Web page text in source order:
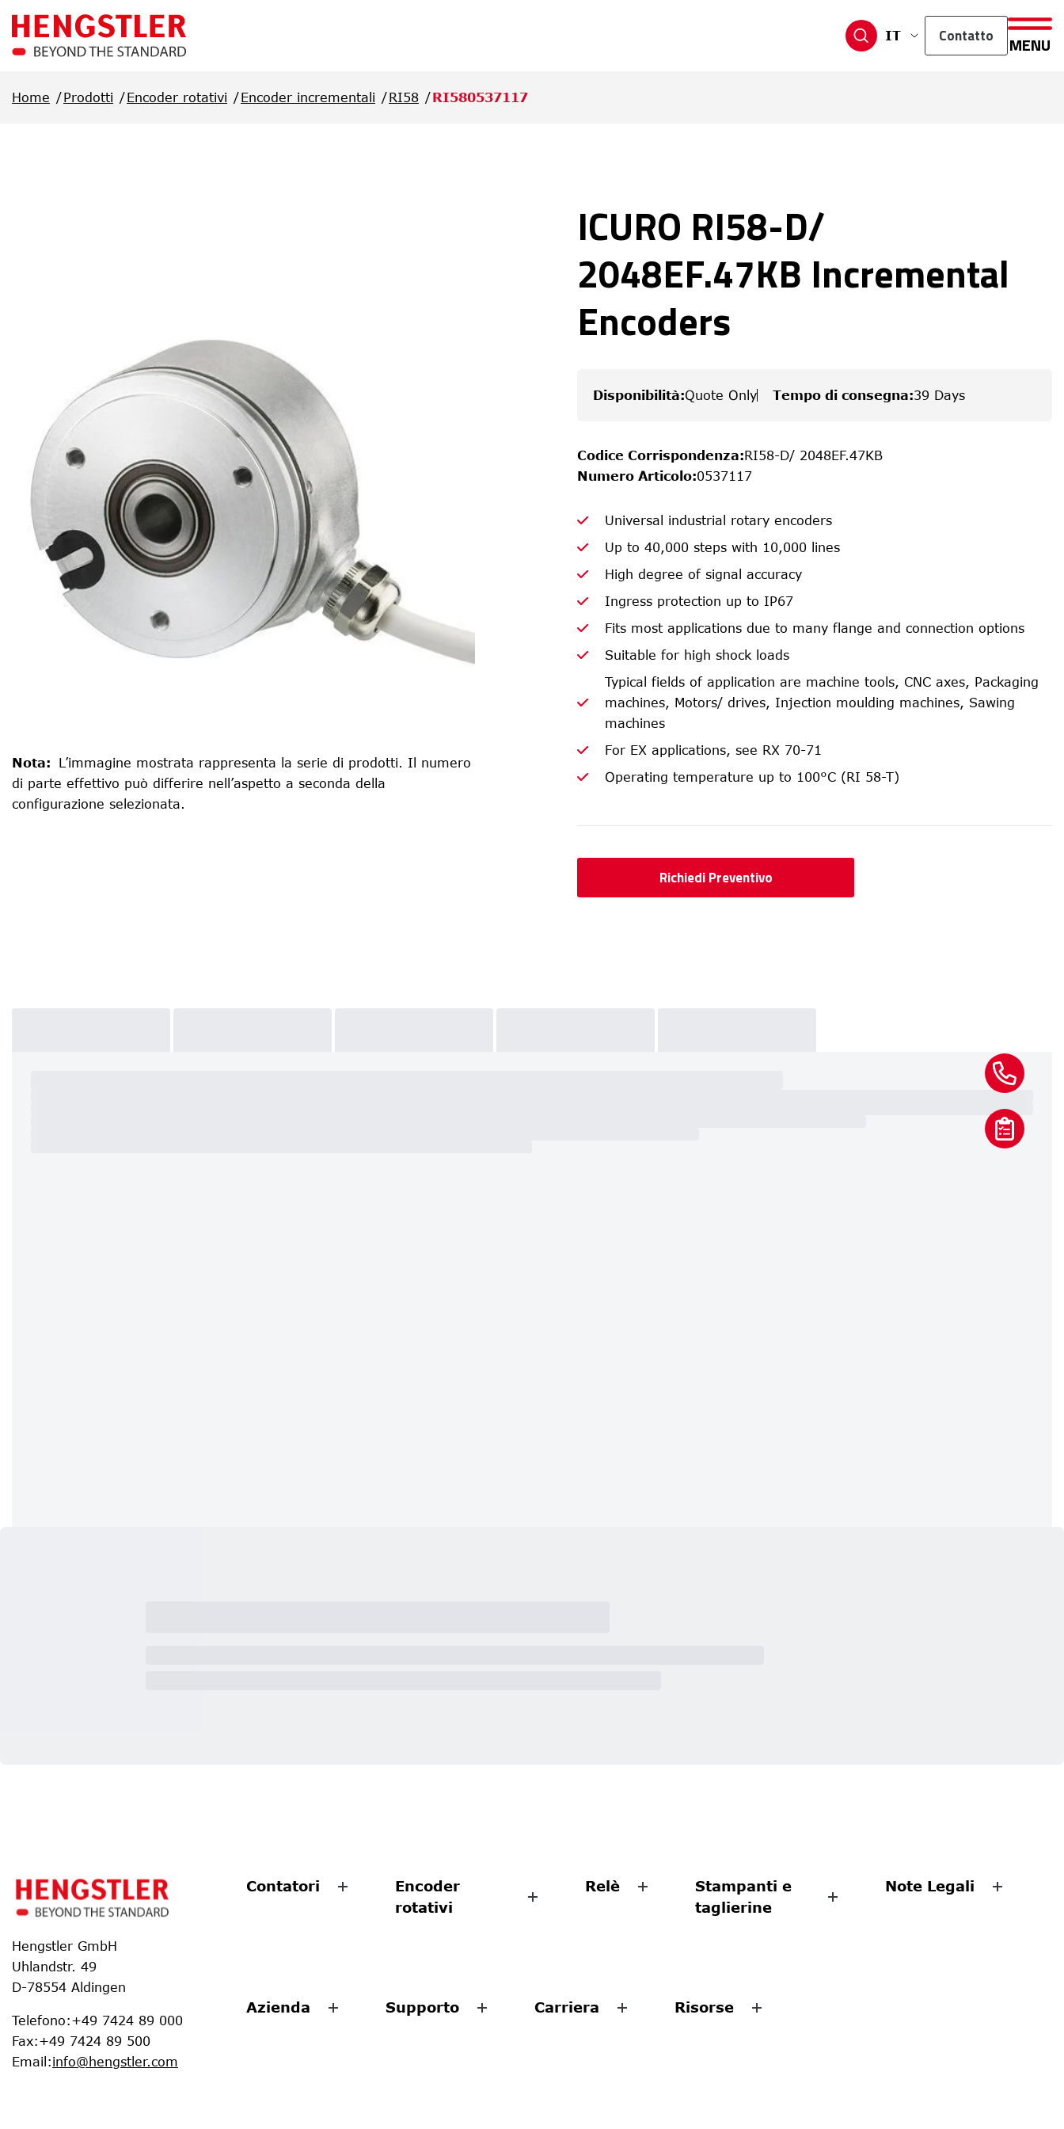
IT
Contatto MENU
Home Prodotti Encoder rotativi Encoder incrementali RI58 RI580537117
Nota: L’immagine mostrata rappresenta la serie di prodotti. Il numero
di parte effettivo può differire nell’aspetto a seconda della
configurazione selezionata.
ICURO RI58-D/
2048EF.47KB Incremental
Encoders
Disponibilità:Quote Only Tempo di consegna:39 Days
Codice Corrispondenza:RI58-D/ 2048EF.47KB
Numero Articolo:0537117
Universal industrial rotary encoders
Up to 40,000 steps with 10,000 lines
High degree of signal accuracy
Ingress protection up to IP67
Fits most applications due to many flange and connection options
Suitable for high shock loads
Typical fields of application are machine tools, CNC axes, Packaging
machines, Motors/ drives, Injection moulding machines, Sawing
machines
For EX applications, see RX 70-71
Operating temperature up to 100°C (RI 58-T)
Richiedi Preventivo
Hengstler GmbH
Uhlandstr. 49
D-78554 Aldingen
Telefono:+49 7424 89 000
Fax:+49 7424 89 500
Email :info@hengstler.com
Contatori
Encoder
rotativi
Relè
Stampanti e
taglierine
Note Legali
Azienda Supporto Carriera Risorse